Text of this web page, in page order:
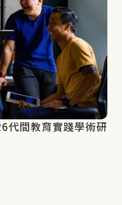
代間教育實踐學術研